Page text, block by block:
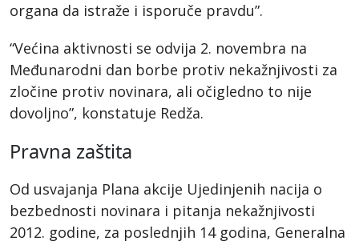
organa da istraže i isporuče pravdu”.
“Većina aktivnosti se odvija 2. novembra na
Međunarodni dan borbe protiv nekažnjivosti za
zločine protiv novinara, ali očigledno to nije
dovoljno”, konstatuje Redža.
Pravna zaštita
Od usvajanja Plana akcije Ujedinjenih nacija o
bezbednosti novinara i pitanja nekažnjivosti
2012. godine, za poslednjih 14 godina, Generalna